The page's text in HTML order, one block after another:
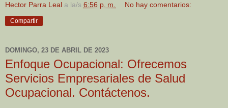
Hector Parra Leal a la/s 6:56 p. m. No hay comentarios:
Compartir
DOMINGO, 23 DE ABRIL DE 2023
Enfoque Ocupacional: Ofrecemos
Servicios Empresariales de Salud
Ocupacional. Contáctenos.